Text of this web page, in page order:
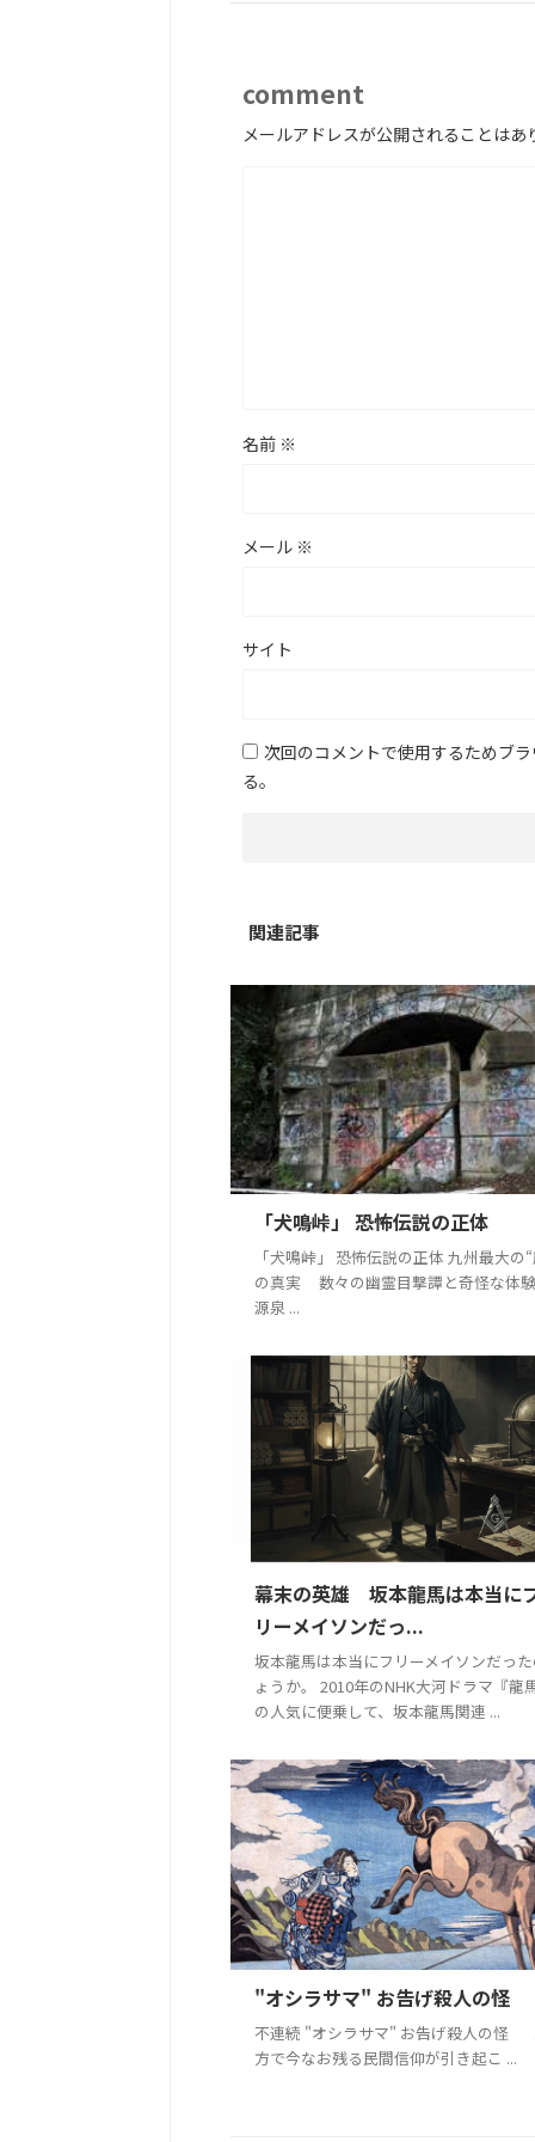
comment
メールアドレスが公開されることはあ
名前 ※
メール ※
サイト
次回のコメントで使用するためブ
る。
関連記事
「犬鳴峠」 恐怖伝説の正体
「犬鳴峠」 恐怖伝説の正体 九州最大の
の真実 数々の幽霊目撃譚と奇怪な体
源泉 ...
幕末の英雄 坂本龍馬は本当に
リーメイソンだっ...
坂本龍馬は本当にフリーメイソンだっ
ょうか。 2010年のNHK大河ドラマ『龍
の人気に便乗して、坂本龍馬関連 ...
"オシラサマ" お告げ殺人の怪
不連続 "オシラサマ" お告げ殺人の怪
方で今なお残る民間信仰が引き起こ ...